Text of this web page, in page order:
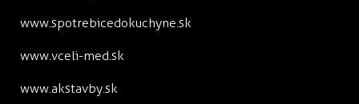
www.spotrebicedokuchyne.sk
www.vceli-med.sk
www.akstavby.sk